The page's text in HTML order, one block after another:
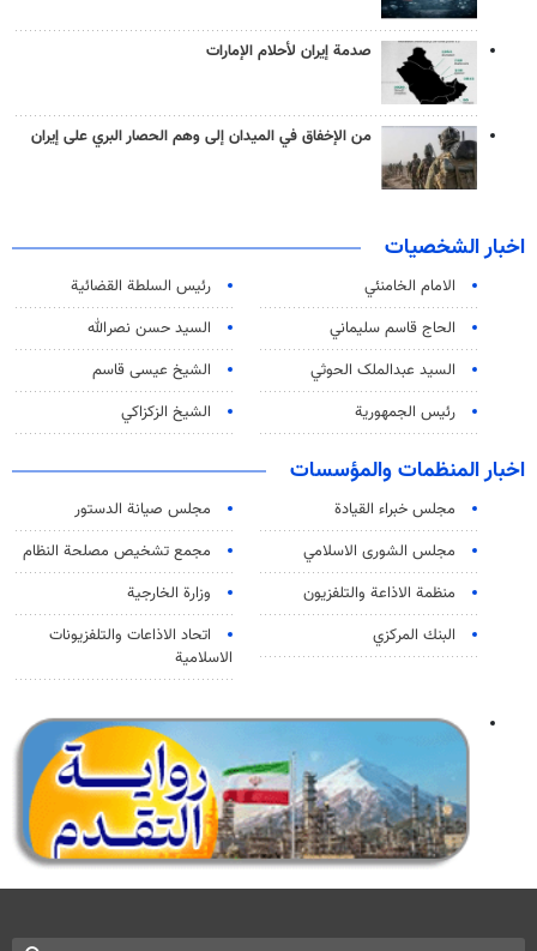
صدمة إيران لأحلام الإمارات
من الإخفاق في الميدان إلى وهم الحصار البري على إيران
اخبار الشخصيات
الامام الخامنئي
رئیس السلطة القضائیة
الحاج قاسم سليماني
السيد حسن نصرالله
السید عبدالملک الحوثي
الشيخ عيسى قاسم
رئيس الجمهورية
الشيخ الزكزاكي
اخبار المنظمات والمؤسسات
مجلس خبراء القيادة
مجلس صيانة الدستور
مجلس الشورى الاسلامي
مجمع تشخيص مصلحة النظام
منظمة الاذاعة والتلفزیون
وزارة الخارجية
البنك المركزي
اتحاد الاذاعات والتلفزيونات
الاسلامية